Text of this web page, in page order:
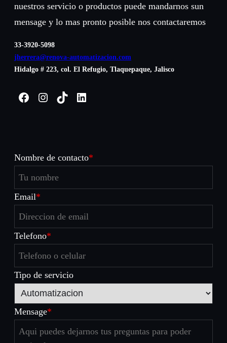
nuestros servicio o productos puede mandarnos sun
mensage y lo mas pronto posible nos contactaremos
33-3920-5098
jherrera@renova-automatizacion.com
Hidalgo # 223, col. El Refugio, Tlaquepaque, Jalisco
Facebook
Instagram
TikTokLinkedIn
Nombre de contacto*
Email*
Telefono*
Tipo de servicio
Mensage*